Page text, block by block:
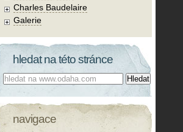
Charles Baudelaire
Galerie
hledat na této stránce
Co hledat:
navigace